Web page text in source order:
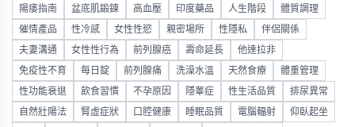
陽痿指南 盆底肌鍛鍊 高血壓 印度藥品 人生階段 體質調理
催情產品 性冷感 女性性慾 親密場所 性隱私 伴侶關係
夫妻溝通 女性性行為 前列腺癌 壽命延長 他達拉非
免疫性不育 每日錠 前列腺痛 洗澡水溫 天然食療 體重管理
性功能衰退 飲食習慣 不孕原因 隱睾症 性生活品質 排尿異常
自然壯陽法 腎虛症狀 口腔健康 睡眠品質 電腦輻射 仰臥起坐